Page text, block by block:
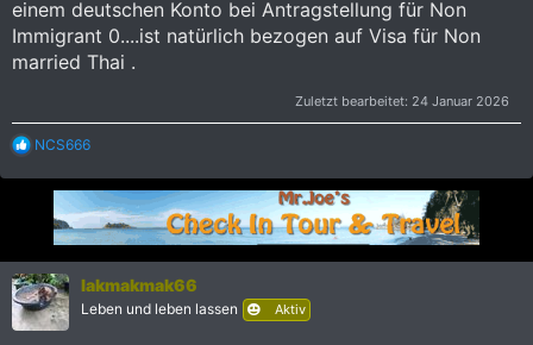
Bankbuches. Das ist mir langfristig einfach zu teuer. Der
Drucker wird schon im März benötigt, alleine schon für den
Ausdruck meiner TM30 Online Meldung. Ich schaue mit noch
etwas die Modelle an, eigentlich hätte ich gerne wieder
Duplex Druck und Vorlageneinzug. Aber für einen Rentner,
denke ich, reicht der BM2300W aus. Arbeitszeit ist da nicht
mehr so sehr ein Kostenfaktor.
einem deutschen Konto bei Antragstellung für Non
Immigrant 0....ist natürlich bezogen auf Visa für Non
married Thai .
Zuletzt bearbeitet: 24 Januar 2026
R
a
o
n
e
n
:
NCS666
lakmakmak66
Leben und leben lassen Aktiv